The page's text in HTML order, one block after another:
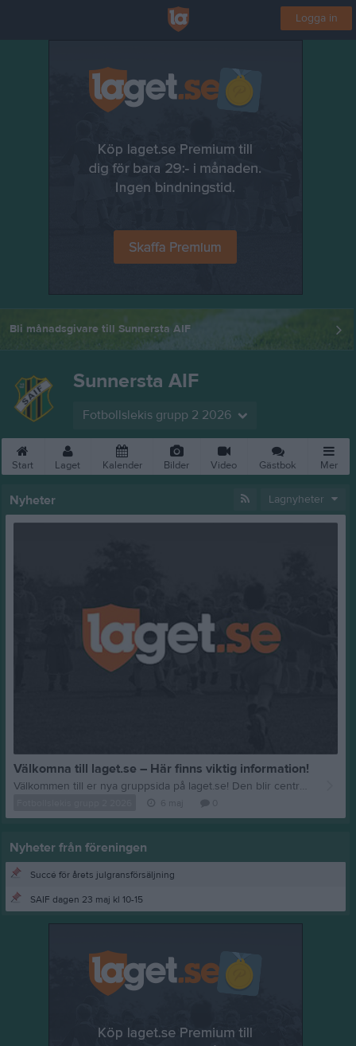
Logga in
Bli månadsgivare till Sunnersta AIF
Sunnersta AIF
Fotbollslekis grupp 2 2026
Start Laget Kalender Bilder Video Gästbok Mer
Nyheter Lagnyheter
Välkomna till laget.se – Här finns viktig information!
Välkommen till er nya gruppsida på laget.se! Den blir central i all kommunikation mellan aktiva, ledare, föräldrar och andra intresserade. För att komma igång direkt med en bra kommunikation i och omkring gruppen finns ett antal viktiga punkter för sidans administratör: • Logga in och lägga till alla aktiva och ledare under Medlemmar. • Fylla på kalendern med alla inplanerade aktiviteter. Matcher läggs till via Serier medan träningar och andra aktiviteter läggs till via Aktiviteter. • Skriv nyheter löpande och berätta om verksamheten. I takt med att nya nyheter läggs till kommer den här nyhetstexten att försvinna. Om någon i gruppen har frågor om laget.se är man alltid välkommen att kontakta vår support på support@laget.se eller 019-15 44 00. Varmt välkomna till laget.se!
Nyheter från föreningen
Succé för årets julgransförsäljning
SAIF dagen 23 maj kl 10-15